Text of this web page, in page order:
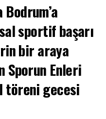
sportif başarı
bir araya
Sporun Enleri
töreni gecesi